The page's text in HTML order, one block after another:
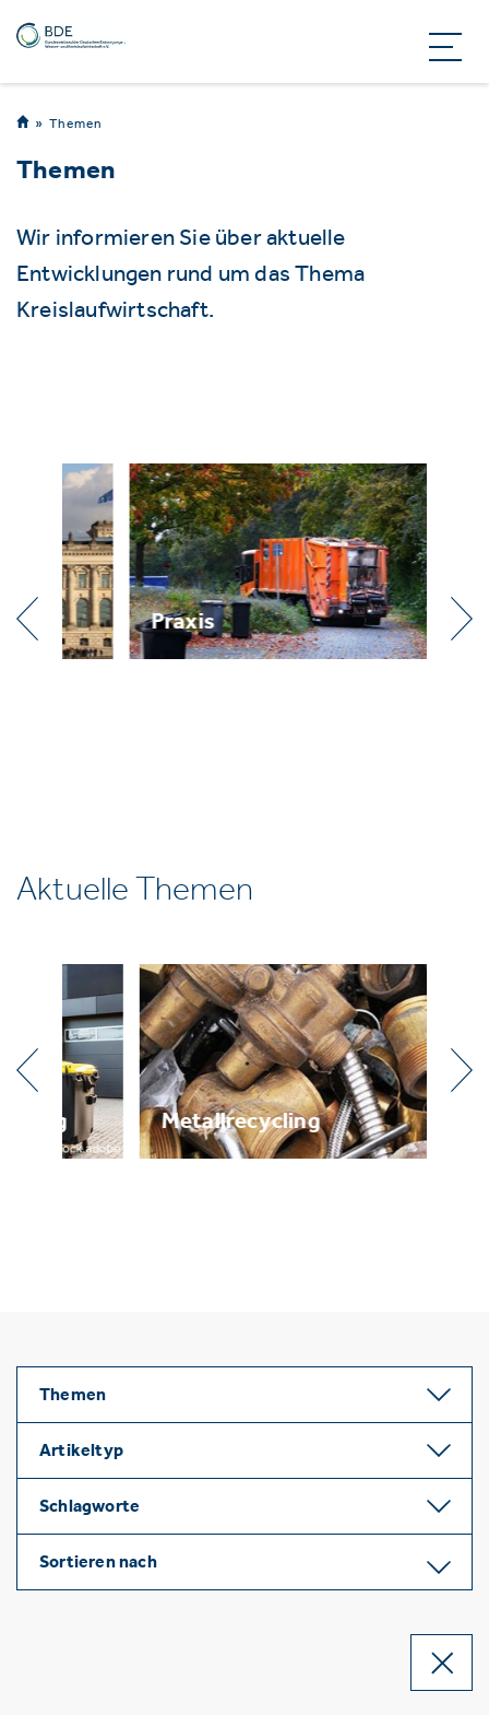
Themen
Themen
Wir informieren Sie über aktuelle
Entwicklungen rund um das Thema
Kreislaufwirtschaft.
Praxis
Aktuelle Themen
Metallrecycling
Themen
Artikeltyp
Schlagworte
Sortieren nach